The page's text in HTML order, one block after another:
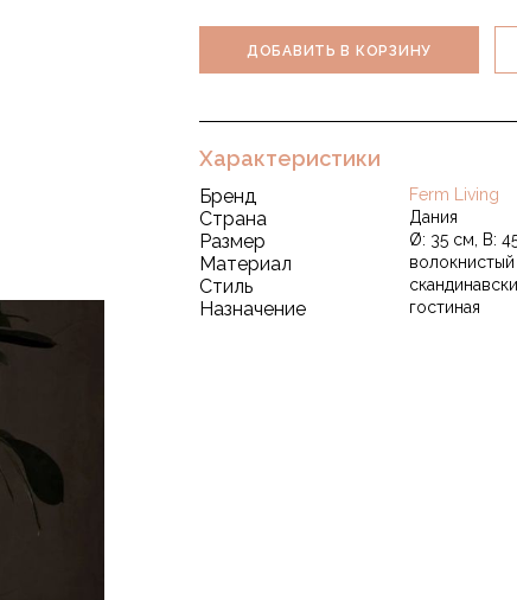
ДОБАВИТЬ В КОРЗИНУ
Характеристики
Бренд Ferm Living
Страна Дания
Размер Ø: 35 см, В:
Материал
Стиль
Назначение гостиная